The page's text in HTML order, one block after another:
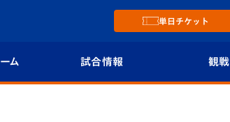
単日チケット
ム 試合情報 観戦